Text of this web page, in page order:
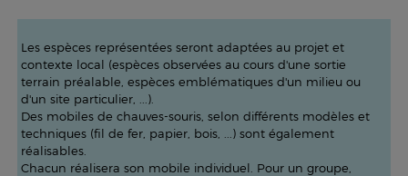
Les espèces représentées seront adaptées au projet et
contexte local (espèces observées au cours d'une sortie
terrain préalable, espèces emblématiques d'un milieu ou
d'un site particulier, ...).
Des mobiles de chauves-souris, selon différents modèles et
techniques (fil de fer, papier, bois, ...) sont également
réalisables.
Chacun réalisera son mobile individuel. Pour un groupe,